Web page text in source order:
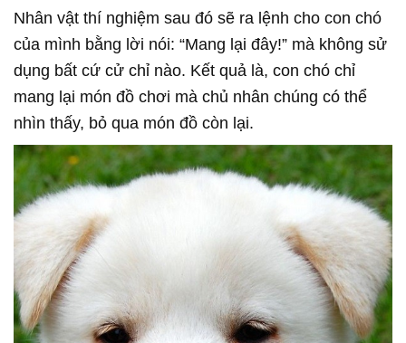
Nhân vật thí nghiệm sau đó sẽ ra lệnh cho con chó
của mình bằng lời nói: “Mang lại đây!” mà không sử
dụng bất cứ cử chỉ nào. Kết quả là, con chó chỉ
mang lại món đồ chơi mà chủ nhân chúng có thể
nhìn thấy, bỏ qua món đồ còn lại.